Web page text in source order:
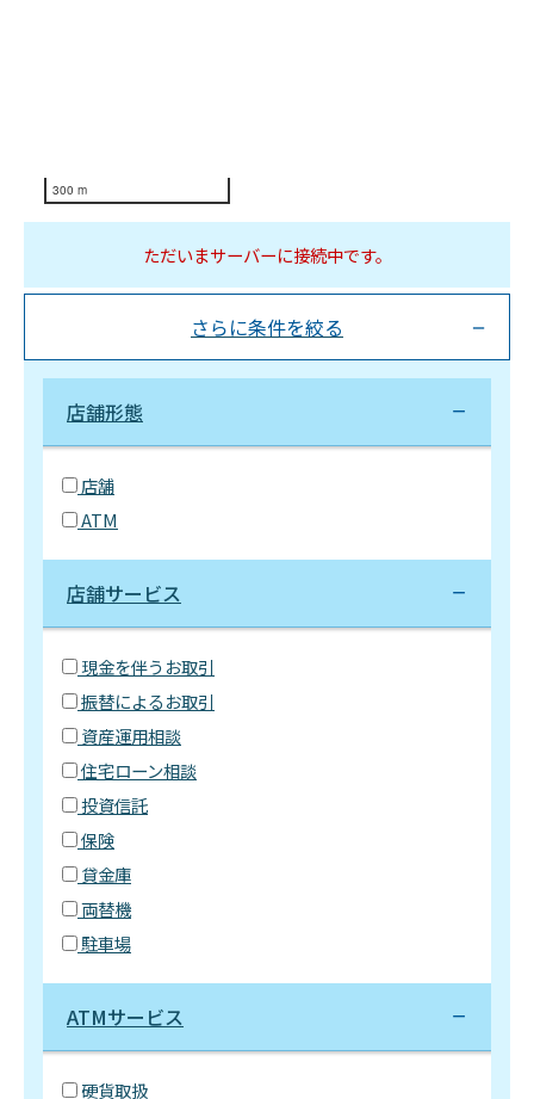
300 m
ただいまサーバーに接続中です。
さらに条件を絞る
店舗形態
店舗
ATM
店舗サービス
現金を伴うお取引
振替によるお取引
資産運用相談
住宅ローン相談
投資信託
保険
貸金庫
両替機
駐車場
ATMサービス
硬貨取扱